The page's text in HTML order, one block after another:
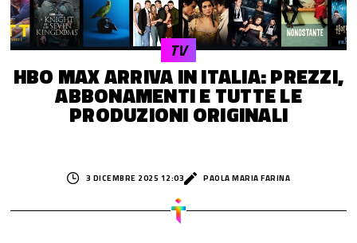
HBO MAX ARRIVA IN ITALIA: PREZZI,
ABBONAMENTI E TUTTE LE
PRODUZIONI ORIGINALI
TV
3 DICEMBRE 2025 12:03 PAOLA MARIA FARINA